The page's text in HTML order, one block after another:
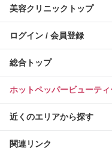
美容クリニックトップ
ログイン / 会員登録
総合トップ
ホットペッパービューテ
近くのエリアから探す
関連リンク